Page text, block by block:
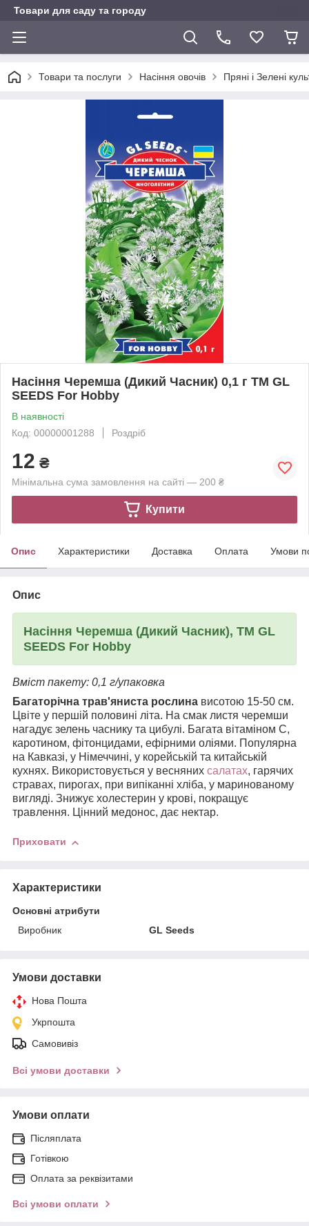
Товари для саду та городу
Товари та послуги Насіння овочів Пряні і Зелені
Насіння Черемша (Дикий Часник) 0,1 г ТМ GL
SEEDS For Hobby
В наявності
Код: 00000001288
Роздріб
12 ₴
Мінімальна сума замовлення на сайті — 200 ₴
Купити
Опис Характеристики Доставка Оплата Умови
Опис
Насіння Черемша (Дикий Часник), ТМ GL
SEEDS For Hobby
Вміст пакету: 0,1 г/упаковка
Багаторічна трав'яниста рослина висотою 15-50 см.
Цвіте у першій половині літа. На смак листя черемши
нагадує зелень часнику та цибулі. Багата вітаміном С,
каротином, фітонцидами, ефірними оліями. Популярна
на Кавказі, у Німеччині, у корейській та китайській
кухнях. Використовується у весняних салатах, гарячих
стравах, пирогах, при випіканні хліба, у маринованому
вигляді. Знижує холестерин у крові, покращує
травлення. Цінний медонос, дає нектар.
Приховати
Характеристики
Основні атрибути
Виробник
GL Seeds
Умови доставки
Нова Пошта
Укрпошта
Самовивіз
Всі умови доставки
Умови оплати
Післяплата
Готівкою
Оплата за реквізитами
Всі умови оплати